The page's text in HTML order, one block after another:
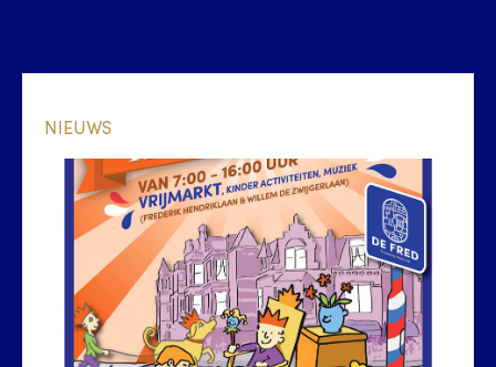
NIEUWS